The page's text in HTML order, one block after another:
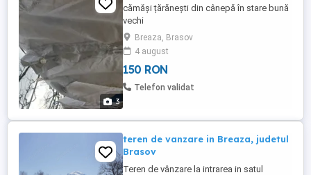
3
cămăși țărănești din cânepă în stare bună
vechi
Breaza, Brasov
4 august
150 RON
Telefon validat
teren de vanzare in Breaza, judetul
Brasov
Teren de vânzare la intrarea in satul